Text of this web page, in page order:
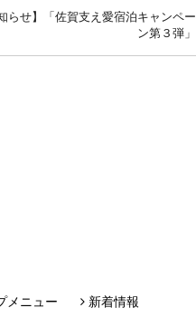
らせ】「佐賀支え愛宿泊キャンペー
ン第３弾」
メニュー 新着情報